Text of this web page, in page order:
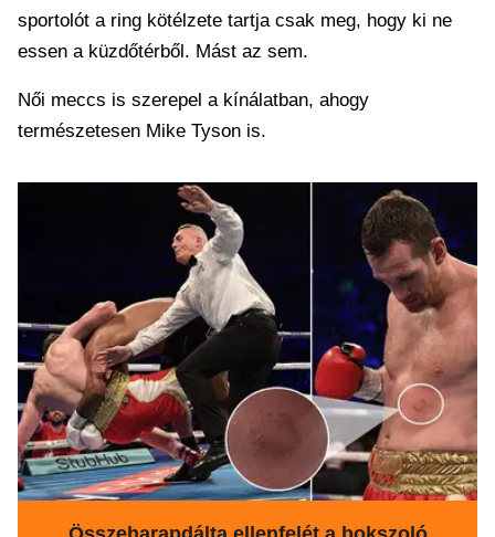
sportolót a ring kötélzete tartja csak meg, hogy ki ne
essen a küzdőtérből. Mást az sem.
Női meccs is szerepel a kínálatban, ahogy
természetesen Mike Tyson is.